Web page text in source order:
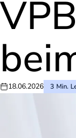
18.06.2026 3 Min.